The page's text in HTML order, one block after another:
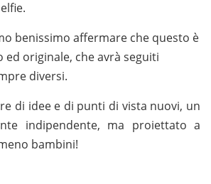
benissimo affermare che questo è
originale, che avrà seguiti
diversi.
di idee e di punti di vista nuovi, un
indipendente, ma proiettato a
bambini!